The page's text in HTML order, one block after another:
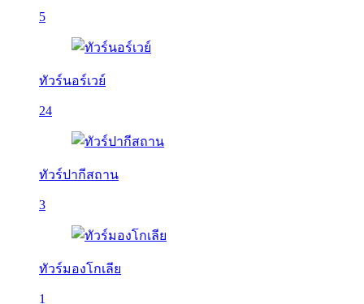
5
ทัวร์นอร์เวย์
24
ทัวร์ปากีสถาน
3
ทัวร์มองโกเลีย
1